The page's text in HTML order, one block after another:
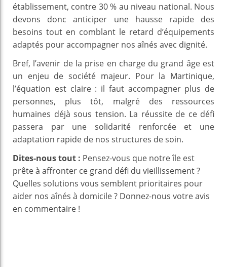
établissement, contre 30 % au niveau national. Nous
devons donc anticiper une hausse rapide des
besoins tout en comblant le retard d’équipements
adaptés pour accompagner nos aînés avec dignité.
Bref, l’avenir de la prise en charge du grand âge est
un enjeu de société majeur. Pour la Martinique,
l’équation est claire : il faut accompagner plus de
personnes, plus tôt, malgré des ressources
humaines déjà sous tension. La réussite de ce défi
passera par une solidarité renforcée et une
adaptation rapide de nos structures de soin.
Dites-nous tout : Pensez-vous que notre île est
prête à affronter ce grand défi du vieillissement ?
Quelles solutions vous semblent prioritaires pour
aider nos aînés à domicile ? Donnez-nous votre avis
en commentaire !